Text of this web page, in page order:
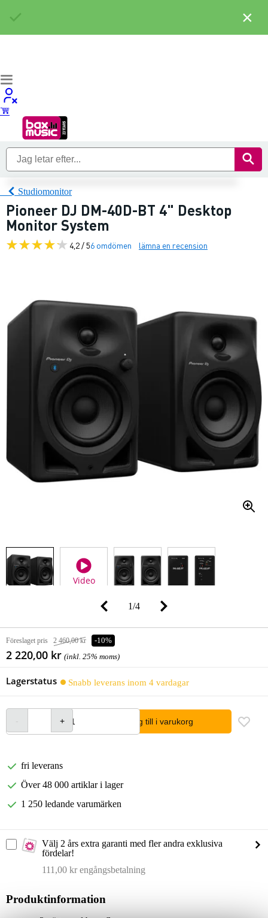
Studiomonitor
Pioneer DJ DM-40D-BT 4" Desktop
Monitor System
4,2 / 56 omdömen lämna en recension
Video
1/4
Föreslaget pris 2 460,00 kr -10%
2 220,00 kr (inkl. 25% moms)
Lagerstatus Snabb leverans inom 4 vardagar
lägg till i varukorg
fri leverans
Över 48 000 artiklar i lager
1 250 ledande varumärken
Välj 2 års extra garanti med fler andra exklusiva
fördelar!
111,00 kr engångsbetalning
Produktinformation
×